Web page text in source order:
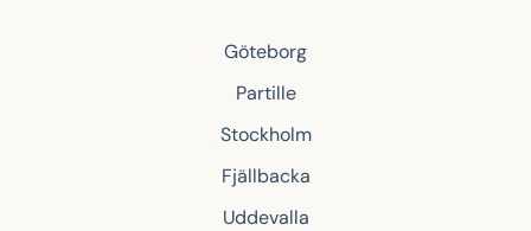
Göteborg
Partille
Stockholm
Fjällbacka
Uddevalla